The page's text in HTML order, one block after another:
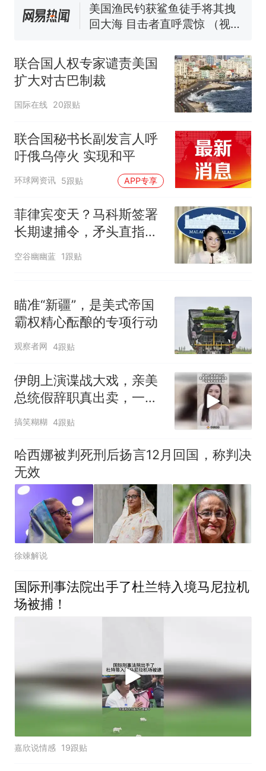
来源：参考消息）
笔试第一被第二名传话劝弃考
官方通报
因老师一句“跟我回家”改写了
人生
联合国人权专家谴责美国
扩大对古巴制裁
国际在线 20跟贴
联合国秘书长副发言人呼
吁俄乌停火 实现和平
环球网资讯 5跟贴 APP专享
菲律宾变天？马科斯签署
长期逮捕令，矛头直指杜
特尔特头号亲信
空谷幽幽蓝 1跟贴
瞄准“新疆”，是美式帝国
霸权精心酝酿的专项行动
观察者网 4跟贴
伊朗上演谍战大戏，亲美
总统假辞职真出卖，一招
反杀将死内鬼！
搞笑糊糊 4跟贴
哈西娜被判死刑后扬言12月回国，称判决
无效
徐竦解说
国际刑事法院出手了杜兰特入境马尼拉机
场被捕！
嘉欣说情感 19跟贴